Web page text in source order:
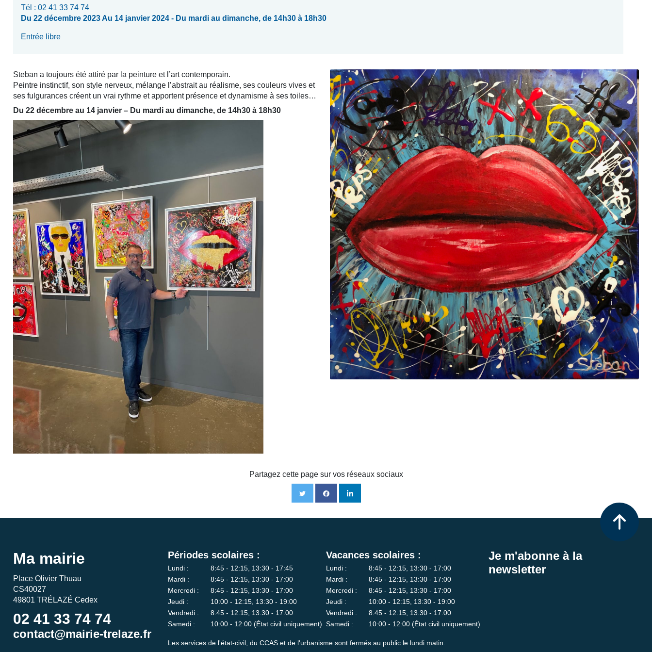
Tél : 02 41 33 74 74
Du 22 décembre 2023 Au 14 janvier 2024 - Du mardi au dimanche, de 14h30 à 18h30
Entrée libre
Steban a toujours été attiré par la peinture et l’art contemporain.
Peintre instinctif, son style nerveux, mélange l’abstrait au réalisme, ses couleurs vives et
ses fulgurances créent un vrai rythme et apportent présence et dynamisme à ses toiles…
Du 22 décembre au 14 janvier – Du mardi au dimanche, de 14h30 à 18h30
Partagez cette page sur vos réseaux sociaux
Ma mairie
Place Olivier Thuau
CS40027
49801 TRÉLAZÉ Cedex
02 41 33 74 74
contact@mairie-trelaze.fr
Périodes scolaires :
Lundi :
8:45 - 12:15, 13:30 - 17:45
Mardi :
8:45 - 12:15, 13:30 - 17:00
Mercredi :
8:45 - 12:15, 13:30 - 17:00
Jeudi :
10:00 - 12:15, 13:30 - 19:00
Vendredi :
8:45 - 12:15, 13:30 - 17:00
Samedi :
10:00 - 12:00 (État civil uniquement)
Vacances scolaires :
Lundi :
8:45 - 12:15, 13:30 - 17:00
Mardi :
8:45 - 12:15, 13:30 - 17:00
Mercredi :
8:45 - 12:15, 13:30 - 17:00
Jeudi :
10:00 - 12:15, 13:30 - 19:00
Vendredi :
8:45 - 12:15, 13:30 - 17:00
Samedi :
10:00 - 12:00 (État civil uniquement)
Les services de l'état-civil, du CCAS et de l'urbanisme sont fermés au public le lundi matin.
Je m'abonne à la
newsletter